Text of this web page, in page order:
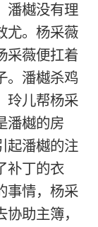
潘樾没有理
尤。杨采薇
采薇便扛着
。潘樾杀鸡
玲儿帮杨采
潘樾的房
起潘樾的注
补丁的衣
事情，杨采
助主簿，